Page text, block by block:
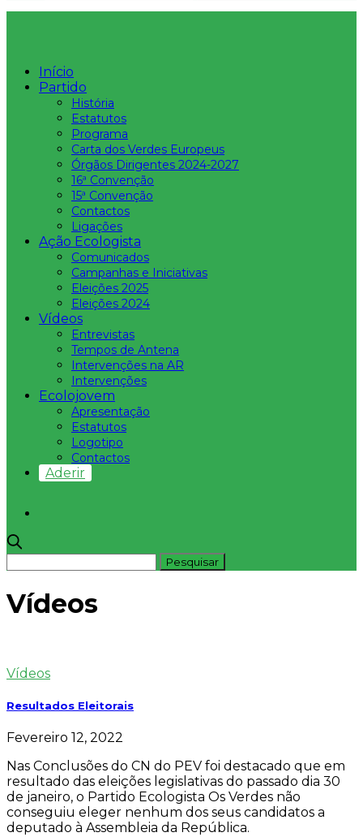
Início
Partido
História
Estatutos
Programa
Carta dos Verdes Europeus
Órgãos Dirigentes 2024-2027
16ª Convenção
15ª Convenção
Contactos
Ligações
Ação Ecologista
Comunicados
Campanhas e Iniciativas
Eleições 2025
Eleições 2024
Vídeos
Entrevistas
Tempos de Antena
Intervenções na AR
Intervenções
Ecolojovem
Apresentação
Estatutos
Logotipo
Contactos
Aderir
Vídeos
Vídeos
Resultados Eleitorais
Fevereiro 12, 2022
Nas Conclusões do CN do PEV foi destacado que em
resultado das eleições legislativas do passado dia 30
de janeiro, o Partido Ecologista Os Verdes não
conseguiu eleger nenhum dos seus candidatos a
deputado à Assembleia da República.